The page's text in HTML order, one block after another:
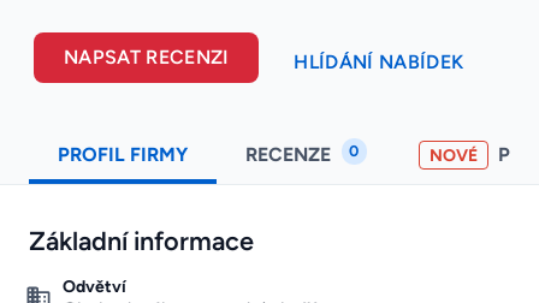
NAPSAT RECENZI HLÍDÁNÍ NABÍDEK
PROFIL FIRMY RECENZE 0 NOVÉ
Základní informace
Odvětví